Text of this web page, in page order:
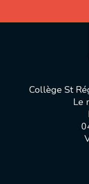
Collège St
Le